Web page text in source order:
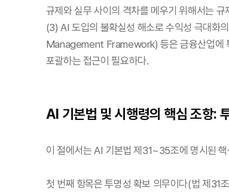
규제와 실무 사이의 격차를 메우기 위해서는
(3) AI 도입의 불확실성 해소로 수익성 극대화
Management Framework) 등은 금융산업에
포괄하는 접근이 필요하다.
AI 기본법 및 시행령의 핵심 조항:
이 절에서는 AI 기본법 제31~35조에 명시된
첫 번째 항목은 투명성 확보 의무이다(법 제31